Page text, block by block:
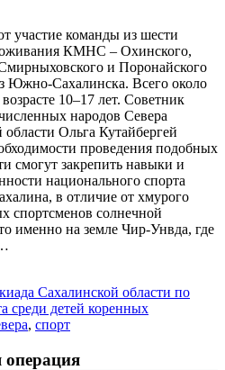
участие команды из шести
КМНС – Охинского,
и Поронайского
Южно-Сахалинска. Всего около
10–17 лет. Советник
народов Севера
Ольга Кутайбергей
проведения подобных
смогут закрепить навыки и
национального спорта
в отличие от хмурого
спортсменов солнечной
именно на земле Чир-Унвда, где
Сахалинской области по
среди детей коренных
, спорт
операция